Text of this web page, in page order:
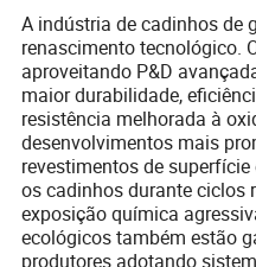
A indústria de cadinhos de
renascimento tecnológico.
aproveitando P&D
maior durabilidade,
resistência melhorada à
desenvolvimentos mais
revestimentos de
os cadinhos durante ciclos
exposição química
ecológicos também estão
produtores adotando